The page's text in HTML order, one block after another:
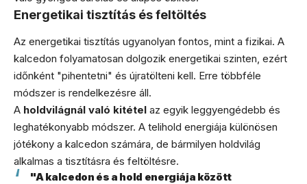
Energetikai tisztítás és feltöltés
Az energetikai tisztítás ugyanolyan fontos, mint a fizikai. A
kalcedon folyamatosan dolgozik energetikai szinten, ezért
időnként "pihentetni" és újratölteni kell. Erre többféle
módszer is rendelkezésre áll.
A holdvilágnál való kitétel az egyik leggyengédebb és
leghatékonyabb módszer. A telihold energiája különösen
jótékony a kalcedon számára, de bármilyen holdvilág
alkalmas a tisztításra és feltöltésre.
"A kalcedon és a hold energiája között